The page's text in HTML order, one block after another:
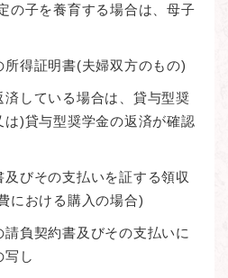
の子を養育する場合は、母子
所得証明書(夫婦双方のもの)
済している場合は、貸与型奨
は)貸与型奨学金の返済が確認
びその支払いを証する領収
における購入の場合)
負契約書及びその支払いに
写し